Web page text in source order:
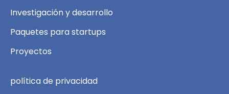
Investigación y desarrollo
Paquetes para startups
Proyectos
política de privacidad